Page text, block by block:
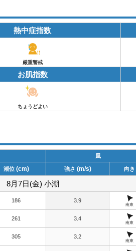
熱中症指数
厳重警戒
お肌指数
ちょうどよい
風
潮位 (cm) 強さ (m/s) 向き
8月7日(金) 小潮
186 3.9
南東
261 3.4
南東
305 3.2
南東